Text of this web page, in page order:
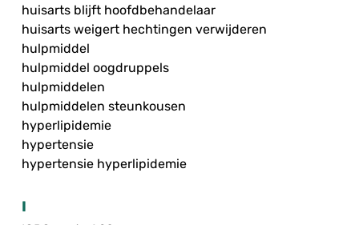
huisarts blijft hoofdbehandelaar
huisarts weigert hechtingen verwijderen
hulpmiddel
hulpmiddel oogdruppels
hulpmiddelen
hulpmiddelen steunkousen
hyperlipidemie
hypertensie
hypertensie hyperlipidemie
I